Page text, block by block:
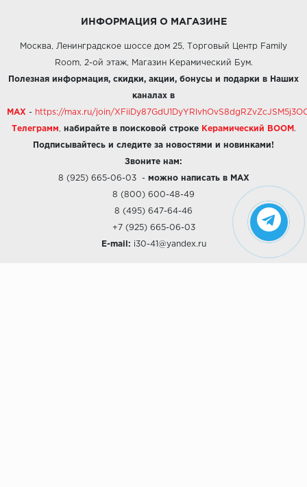
ИНФОРМАЦИЯ О МАГАЗИНЕ
Москва, Ленинградское шоссе дом 25, Торговый Центр Family
Room, 2-ой этаж, Магазин Керамический Бум.
Полезная информация, скидки, акции, бонусы и подарки в Наших
каналах в
MAX - https://max.ru/join/
Телеграмм набирайте в поисковой строке Керамический BOOM .
Подписывайтесь и следите за новостями и новинками!
Звоните нам:
8 (925) 665-06-03- можно написать в MAX
8 (800) 600-48-49
8 (495) 647-64-46
+7 (925) 665-06-03
E-mail: i30-41@yandex.ru